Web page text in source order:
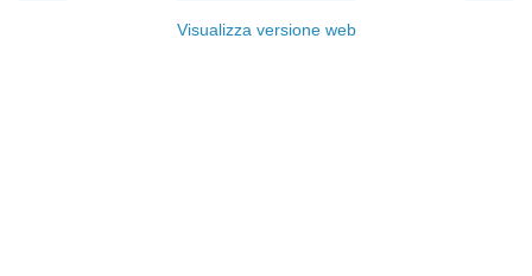
Visualizza versione web